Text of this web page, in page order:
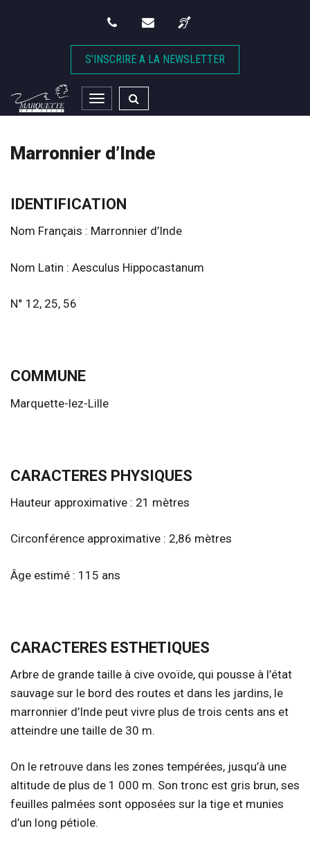
S'INSCRIRE A LA NEWSLETTER
Toggle
navigation
Marronnier d’Inde
IDENTIFICATION
Nom Français : Marronnier d’Inde
Nom Latin : Aesculus Hippocastanum
N° 12, 25, 56
COMMUNE
Marquette-lez-Lille
CARACTERES PHYSIQUES
Hauteur approximative : 21 mètres
Circonférence approximative : 2,86 mètres
Âge estimé : 115 ans
CARACTERES ESTHETIQUES
Arbre de grande taille à cive ovoïde, qui pousse à l’état
sauvage sur le bord des routes et dans les jardins, le
marronnier d’Inde peut vivre plus de trois cents ans et
atteindre une taille de 30 m.
On le retrouve dans les zones tempérées, jusqu’à une
altitude de plus de 1 000 m. Son tronc est gris brun, ses
feuilles palmées sont opposées sur la tige et munies
d’un long pétiole.